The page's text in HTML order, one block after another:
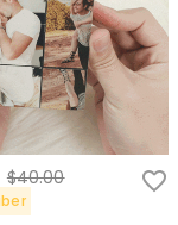
$40.00